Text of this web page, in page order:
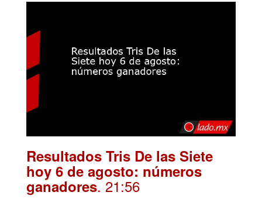
Resultados Tris De las Siete
hoy 6 de agosto: números
ganadores. 21:56